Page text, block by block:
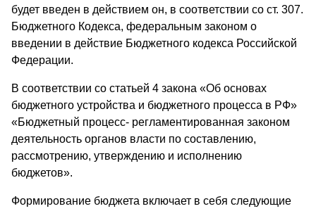
будет введен в действием он, в соответствии со ст. 307.
Бюджетного Кодекса, федеральным законом о
введении в действие Бюджетного кодекса Российской
Федерации.
В соответствии со статьей 4 закона «Об основах
бюджетного устройства и бюджетного процесса в РФ»
«Бюджетный процесс- регламентированная законом
деятельность органов власти по составлению,
рассмотрению, утверждению и исполнению
бюджетов».
Формирование бюджета включает в себя следующие